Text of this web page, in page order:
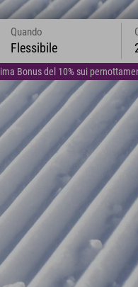
Bonus del 10% sui
Quando
Flessibile